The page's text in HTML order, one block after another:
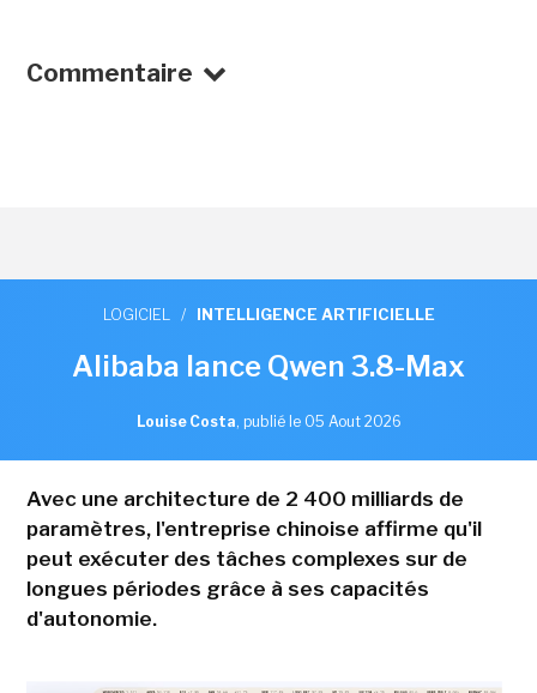
Commentaire
LOGICIEL / INTELLIGENCE ARTIFICIELLE
Alibaba lance Qwen 3.8-Max
Louise Costa, publié le 05 Aout 2026
Avec une architecture de 2 400 milliards de
paramètres, l'entreprise chinoise affirme qu'il
peut exécuter des tâches complexes sur de
longues périodes grâce à ses capacités
d'autonomie.